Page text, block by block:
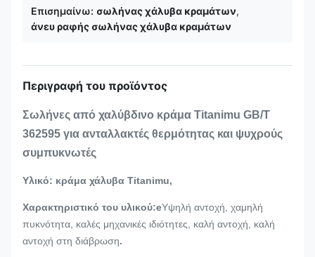
Επισημαίνω: σωλήνας χάλυβα κραμάτων,
άνευ ραφής σωλήνας χάλυβα κραμάτων
Περιγραφή του προϊόντος
Σωλήνες από χαλύβδινο κράμα Titanimu GB/T
3625­95 για ανταλλακτές θερμότητας και ψυχρούς
συμπυκνωτές
Υλικό: κράμα χάλυβα Titanimu,
Χαρακτηριστικό του υλικού:eΥψηλή αντοχή, χαμηλή
πυκνότητα, καλές μηχανικές ιδιότητες, καλή αντοχή, καλή
αντοχή στη διάβρωση.